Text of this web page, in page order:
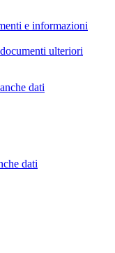
e informazioni
ulteriori
dati
dati